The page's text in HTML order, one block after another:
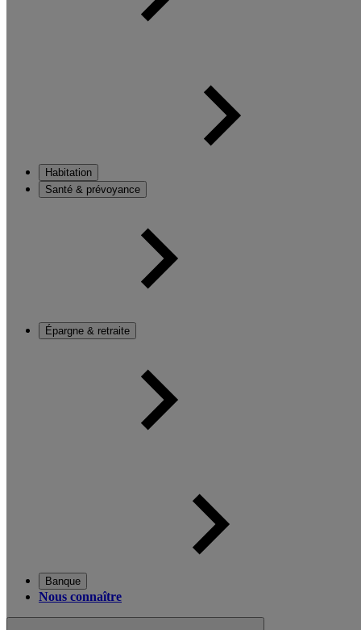
Habitation
Santé & prévoyance
Épargne & retraite
Banque
Nous connaître